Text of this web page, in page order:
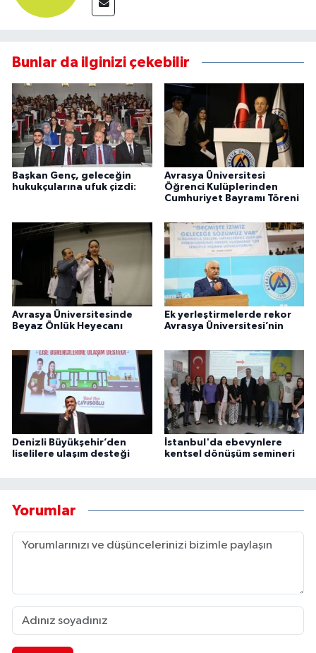
Bunlar da ilginizi çekebilir
Başkan Genç, geleceğin
hukukçularına ufuk çizdi:
Avrasya Üniversitesi
Öğrenci Kulüplerinden
Cumhuriyet Bayramı Töreni
Avrasya Üniversitesinde
Beyaz Önlük Heyecanı
Ek yerleştirmelerde rekor
Avrasya Üniversitesi’nin
Denizli Büyükşehir’den
liselilere ulaşım desteği
İstanbul'da ebevynlere
kentsel dönüşüm semineri
Yorumlar